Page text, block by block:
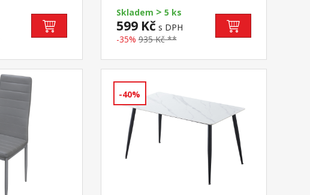
Skladem > 5 ks
599 Kč s DPH
-35% 935 Kč **
-40%